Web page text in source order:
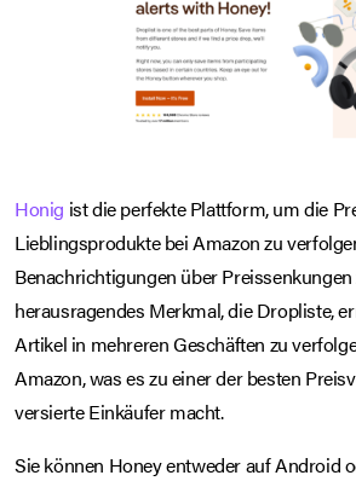
Honig ist die perfekte Plattform, um die
Lieblingsprodukte bei Amazon zu
Benachrichtigungen über Preissenkungen
herausragendes Merkmal, die Dropliste,
Artikel in mehreren Geschäften zu
Amazon, was es zu einer der besten
versierte Einkäufer macht.
Sie können Honey entweder auf Android